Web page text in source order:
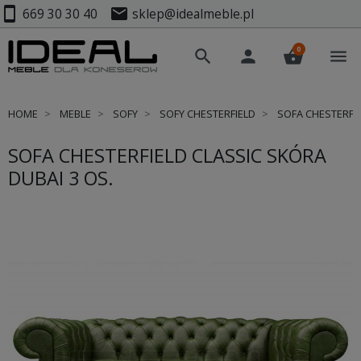
smartphone 669 30 30 40 mail sklep@idealmeble.pl
search person shopping_basket
0 menu
HOME MEBLE SOFY SOFY CHESTERFIELD SOFA
SOFA CHESTERFIELD CLASSIC SKÓRA
DUBAI 3 OS.